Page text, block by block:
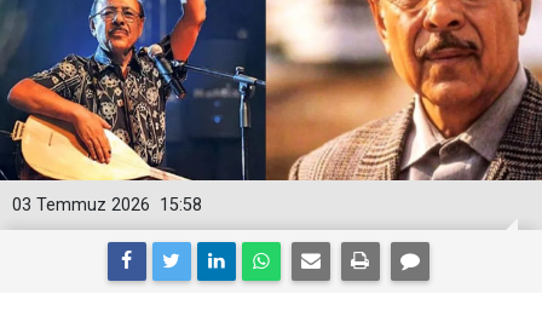
15:58
03 Temmuz 2026